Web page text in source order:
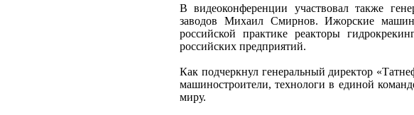
В видеоконференции участвовал также
заводов Михаил Смирнов. Ижорские
российской практике реакторы
российских предприятий.
Как подчеркнул генеральный директор
машиностроители, технологи в единой
миру.